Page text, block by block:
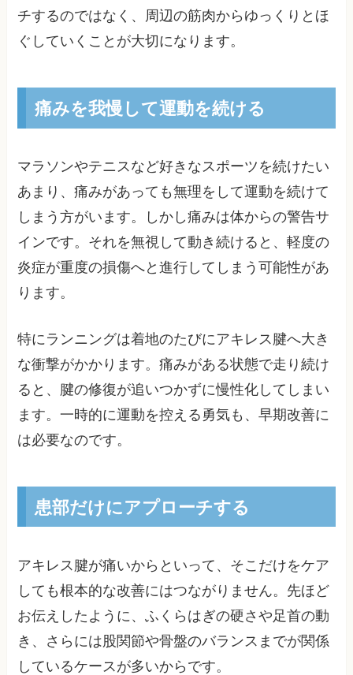
チするのではなく、周辺の筋肉からゆっくりとほ
ぐしていくことが大切になります。
痛みを我慢して運動を続ける
マラソンやテニスなど好きなスポーツを続けたい
あまり、痛みがあっても無理をして運動を続けて
しまう方がいます。しかし痛みは体からの警告サ
インです。それを無視して動き続けると、軽度の
炎症が重度の損傷へと進行してしまう可能性があ
ります。
特にランニングは着地のたびにアキレス腱へ大き
な衝撃がかかります。痛みがある状態で走り続け
ると、腱の修復が追いつかずに慢性化してしまい
ます。一時的に運動を控える勇気も、早期改善に
は必要なのです。
患部だけにアプローチする
アキレス腱が痛いからといって、そこだけをケア
しても根本的な改善にはつながりません。先ほど
お伝えしたように、ふくらはぎの硬さや足首の動
き、さらには股関節や骨盤のバランスまでが関係
しているケースが多いからです。